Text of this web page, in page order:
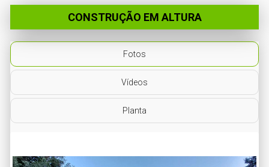
CONSTRUÇÃO EM ALTURA
Fotos
Vídeos
Planta